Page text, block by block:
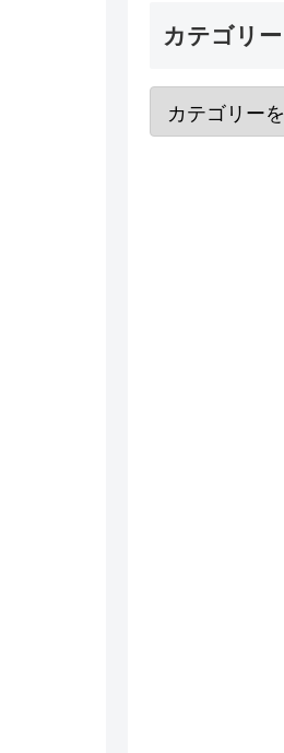
カテゴリー